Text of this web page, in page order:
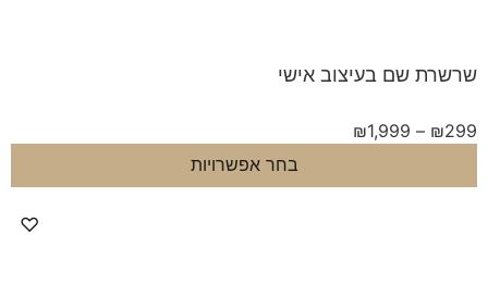
שם בעיצוב אישי
–
₪1,999
בחר אפשרויות